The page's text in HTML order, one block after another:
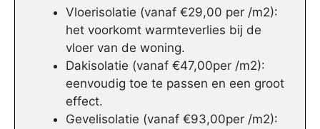
Vloerisolatie (vanaf €29,00 per /m2):
het voorkomt warmteverlies bij de
vloer van de woning.
Dakisolatie (vanaf €47,00per /m2):
eenvoudig toe te passen en een groot
effect.
Gevelisolatie (vanaf €93,00per /m2):